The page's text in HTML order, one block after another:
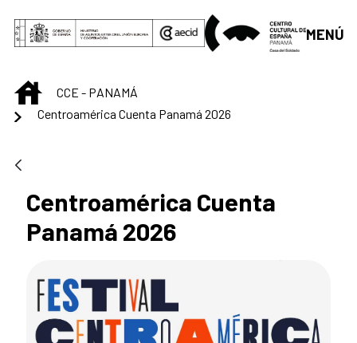
Saltar al contenido principal
MENÚ
INICIOCCE - PANAMÁ
Centroamérica Cuenta Panamá 2026
Centroamérica Cuenta
Panamá 2026